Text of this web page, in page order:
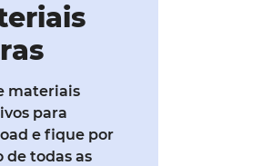
materiais
para
e fique por
de todas as